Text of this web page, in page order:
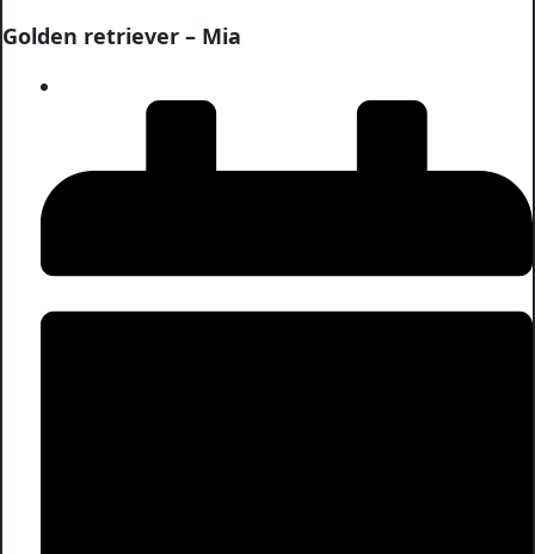
Golden retriever – Mia